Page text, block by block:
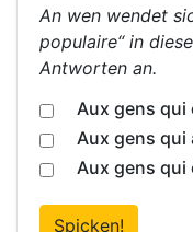
An wen wendet
populaire“ in
Antworten an.
Aux gens qui
Aux gens qui
Aux gens qui
Spicken!